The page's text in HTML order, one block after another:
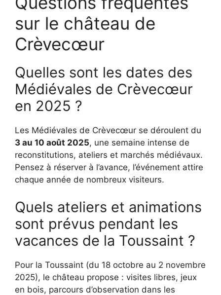
sur le château de
Crèvecœur
Quelles sont les dates des
Médiévales de Crèvecœur
en 2025 ?
Les Médiévales de Crèvecœur se déroulent du
3 au 10 août 2025, une semaine intense de
reconstitutions, ateliers et marchés médiévaux.
Pensez à réserver à l’avance, l’événement attire
chaque année de nombreux visiteurs.
Quels ateliers et animations
sont prévus pendant les
vacances de la Toussaint ?
Pour la Toussaint (du 18 octobre au 2 novembre
2025), le château propose : visites libres, jeux
en bois, parcours d’observation dans les